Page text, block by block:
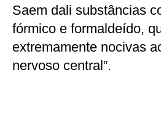
Saem dali substâncias
fórmico e formaldeído,
extremamente nocivas
nervoso central”.